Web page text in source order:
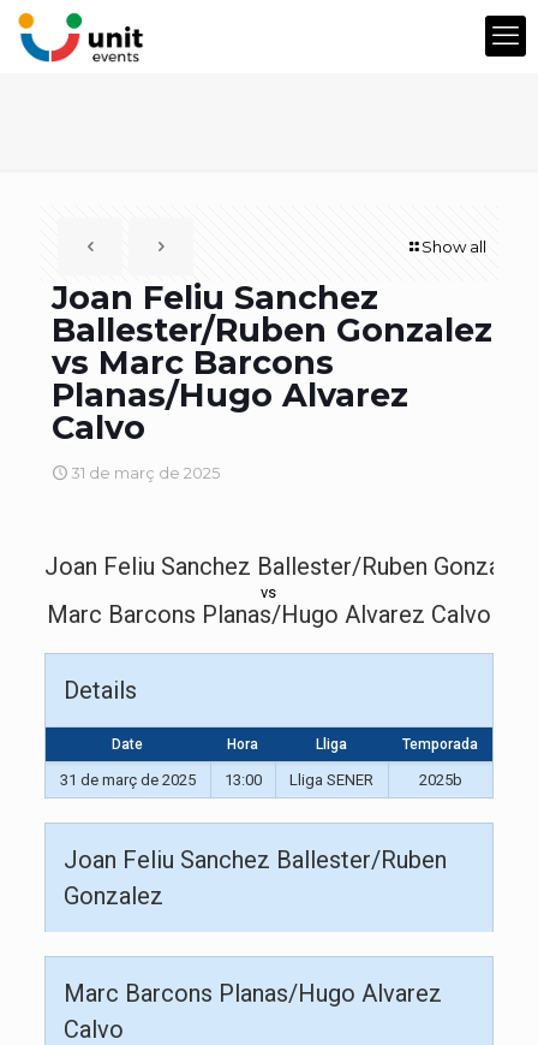
Show all
Joan Feliu Sanchez
Ballester/Ruben Gonzalez
vs Marc Barcons
Planas/Hugo Alvarez
Calvo
31 de març de 2025
Joan Feliu Sanchez Ballester/Ruben Gonzalez
vs
Marc Barcons Planas/Hugo Alvarez Calvo
Details
Date Hora Lliga Temporada
31 de març de 2025 13:00 Lliga SENER 2025b
Joan Feliu Sanchez Ballester/Ruben
Gonzalez
Marc Barcons Planas/Hugo Alvarez
Calvo